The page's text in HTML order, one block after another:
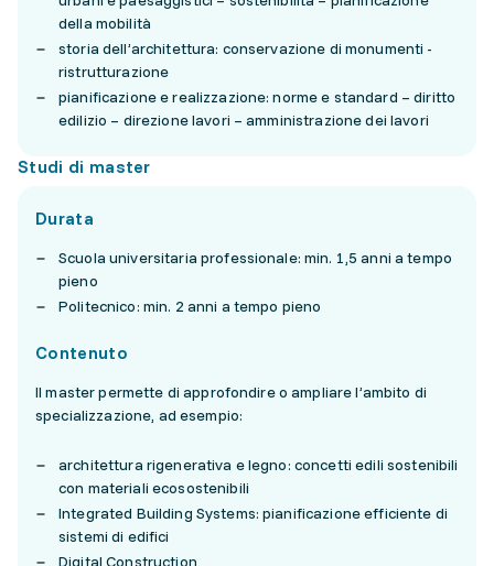
della mobilità
storia dell’architettura: conservazione di monumenti -
ristrutturazione
pianificazione e realizzazione: norme e standard – diritto
edilizio – direzione lavori – amministrazione dei lavori
Studi di master
Durata
Scuola universitaria professionale: min. 1,5 anni a tempo
pieno
Politecnico: min. 2 anni a tempo pieno
Contenuto
Il master permette di approfondire o ampliare l’ambito di
specializzazione, ad esempio:
architettura rigenerativa e legno: concetti edili sostenibili
con materiali ecosostenibili
Integrated Building Systems: pianificazione efficiente di
sistemi di edifici